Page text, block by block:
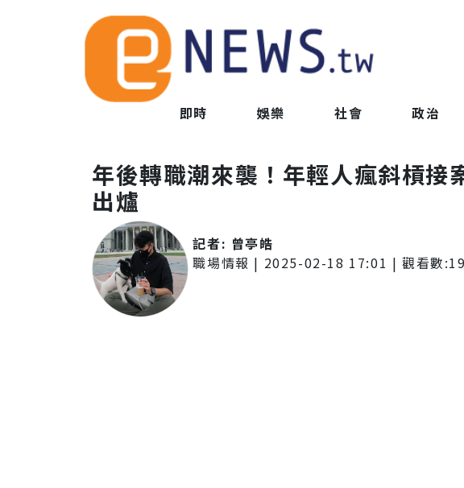
即時 娛樂 社會 政治
年後轉職潮來襲！年輕人瘋斜槓
出爐
記者: 曾亭皓
職場情報 | 2025-02-18 17:01 | 觀看數: